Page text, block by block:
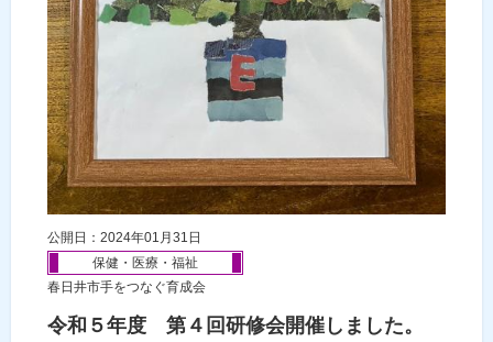
公開日：2024年01月31日
保健・医療・福祉
春日井市手をつなぐ育成会
令和５年度 第４回研修会開催しました。